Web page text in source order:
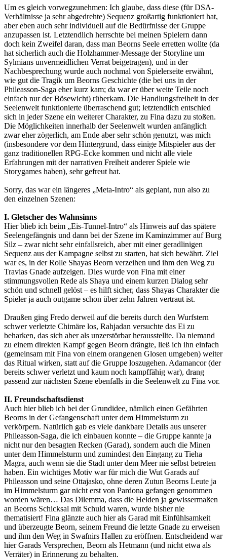
Um es gleich vorwegzunehmen: Ich glaube, dass diese (für DSA-
Verhältnisse ja sehr abgedrehte) Sequenz großartig funktioniert hat,
aber eben auch sehr individuell auf die Bedürfnisse der Gruppe
anzupassen ist. Letztendlich herrschte bei meinen Spielern dann
doch kein Zweifel daran, dass man Beorns Seele erretten wollte (da
hat sicherlich auch die Holzhammer-Message der Storyline um
Sylmians unvermeidlichen Verrat beigetragen), und in der
Nachbesprechung wurde auch nochmal von Spielerseite erwähnt,
wie gut die Tragik um Beorns Geschichte (die bei uns in der
Phileasson-Saga eher kurz kam; da war er über weite Teile noch
einfach nur der Bösewicht) rüberkam. Die Handlungsfreiheit in der
Seelenwelt funktionierte überraschend gut; letztendlich entschied
sich in jeder Szene ein weiterer Charakter, zu Fina dazu zu stoßen.
Die Möglichkeiten innerhalb der Seelenwelt wurden anfänglich
zwar eher zögerlich, am Ende aber sehr schön genutzt, was mich
(insbesondere vor dem Hintergrund, dass einige Mitspieler aus der
ganz traditionellen RPG-Ecke kommen und nicht alle viele
Erfahrungen mit der narrativen Freiheit anderer Spiele wie
Storygames haben), sehr gefreut hat.
Sorry, das war ein längeres „Meta-Intro“ als geplant, nun also zu
den einzelnen Szenen:
I. Gletscher des Wahnsinns
Hier blieb ich beim „Eis-Tunnel-Intro“ als Hinweis auf das spätere
Seelengefängnis und dann bei der Szene im Kaminzimmer auf Burg
Silz – zwar nicht sehr einfallsreich, aber mit einer geradlinigen
Sequenz aus der Kampagne selbst zu starten, hat sich bewährt. Ziel
war es, in der Rolle Shayas Beorn verzeihen und ihm den Weg zu
Travias Gnade aufzeigen. Dies wurde von Fina mit einer
stimmungsvollen Rede als Shaya und einem kurzen Dialog sehr
schön und schnell gelöst – es hilft sicher, dass Shayas Charakter die
Spieler ja auch outgame schon über zehn Jahren vertraut ist.
Draußen ging Fredo derweil auf die bereits durch den Wurfstern
schwer verletzte Chimäre los, Rahjadan versuchte das Ei zu
beharken, das sich aber als unzerstörbar herausstellte. Da niemand
zu einem direkten Kampf gegen Beorn drängte, ließ ich ihn einfach
(gemeinsam mit Fina von einem orangenen Glosen umgeben) weiter
das Ritual wirken, statt auf die Gruppe loszugehen. Adamancor (der
bereits schwer verletzt und kaum noch kampffähig war), drang
passend zur nächsten Szene ebenfalls in die Seelenwelt zu Fina vor.
II. Freundschaftsdienst
Auch hier blieb ich bei der Grundidee, nämlich einen Gefährten
Beorns in der Gefangenschaft unter dem Himmelsturm zu
verkörpern. Natürlich gab es viele dankbare Details aus unserer
Phileasson-Saga, die ich einbauen konnte – die Gruppe kannte ja
nicht nur den besagten Recken (Garad), sondern auch die Minen
unter dem Himmelsturm und zumindest den Eingang zu Tieha
Magra, auch wenn sie die Stadt unter dem Meer nie selbst betreten
haben. Ein wichtiges Motiv war für mich die Wut Garads auf
Phileasson und seine Ottajasko, ohne deren Zutun Beorns Leute ja
im Himmelsturm gar nicht erst von Pardona gefangen genommen
worden wären… Das Dilemma, dass die Helden ja gewissermaßen
an Beorns Schicksal mit Schuld waren, wurde bisher nie
thematisiert! Fina glänzte auch hier als Garad mit Einfühlsamkeit
und überzeugte Beorn, seinem Freund die letzte Gnade zu erweisen
und ihm den Weg in Swafnirs Hallen zu eröffnen. Entscheidend war
hier Garads Versprechen, Beorn als Hetmann (und nicht etwa als
Verräter) in Erinnerung zu behalten.